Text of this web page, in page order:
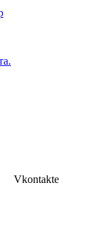
Vkontakte